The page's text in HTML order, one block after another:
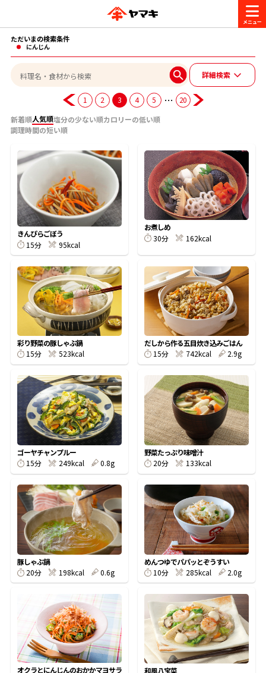
商品情報
ヤマキ『めんつゆ』 ヤマキ 割烹白だし
旨さ、別格。だし屋の鍋 韓福善シリーズ
サッと鍋® 楽チン鍋®
楽チン屋® ストレートつゆ
レシピ
おいしいレシピを探す
おいしいレシピトップ
主食レシピ
主菜レシピ
汁物レシピ
時短レシピ
おいしいレシピを商品から探す
かつお節レシピ
めんつゆレシピ
割烹白だしレシピ
レシピ特設サイト
割烹白だしレシピ特集
かつおだしが決め手！簡単茶碗蒸し
かつお節・だしを楽しむ
かつお節・だしを知る
だしの取り方
かつお節の削り方
かつお節・だしをもっと知る
ヤマキ かつお節プラス®
かつお節・だしを楽しむ
だしコミュ
CM・キャンペーン
キャンペーン一覧
企業・採用情報
企業情報
- 百年対話
- ヤマキ かつお節プラス®
採用情報
- ジョブリターン制
お問い合わせ
ヤマキお客様相談室
オンラインショップ
コミュニティサイト
Global
ただいまの検索条件
にんじん
詳細検索
1 2 3 4 5 …
20
新着順人気順塩分の少ない順カロリーの低い順
調理時間の短い順
きんぴらごぼう
15分
95kcal
お煮しめ
30分
162kcal
彩り野菜の豚しゃぶ鍋
15分
523kcal
だしから作る五目炊き込みごはん
15分
742kcal 2.9g
ゴーヤチャンプルー
15分
249kcal 0.8g
野菜たっぷり味噌汁
20分
133kcal
豚しゃぶ鍋
20分
198kcal 0.6g
めんつゆでパパッとぞうすい
10分
285kcal 2.0g
オクラとにんじんのおかかマヨサラ
和風八宝菜